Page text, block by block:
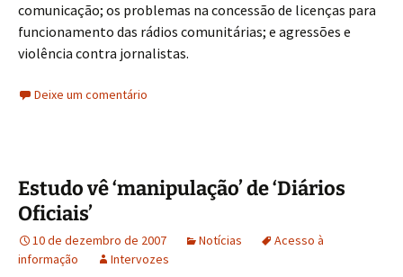
comunicação; os problemas na concessão de licenças para
funcionamento das rádios comunitárias; e agressões e
violência contra jornalistas.
Deixe um comentário
Estudo vê ‘manipulação’ de ‘Diários
Oficiais’
10 de dezembro de 2007 Notícias
Acesso à
informação
Intervozes